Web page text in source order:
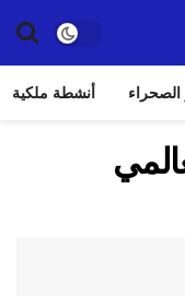
الصحراء أنشطة ملكية